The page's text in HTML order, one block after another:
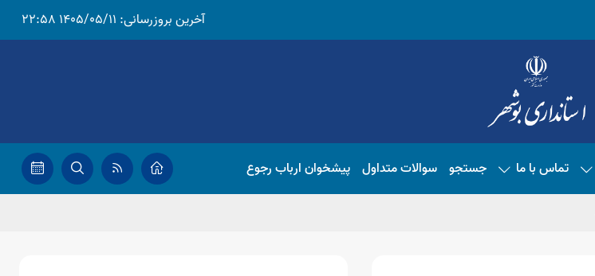
آخرین بروزرسانی: 1405/05/11 22:58
تماس با ما جستجو سوالات متداول پیشخوان ارباب رجوع